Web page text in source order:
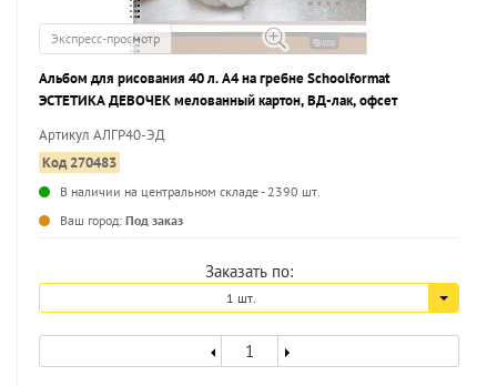
Экспресс-просмотр
Альбом для рисования 40 л. А4 на гребне Schoolformat
ЭСТЕТИКА ДЕВОЧЕК мелованный картон, ВД-лак, офсет
Артикул АЛГР40-ЭД
Код 270483
В наличии на центральном складе - 2390 шт.
Ваш город: Под заказ
Заказать по:
1 шт.